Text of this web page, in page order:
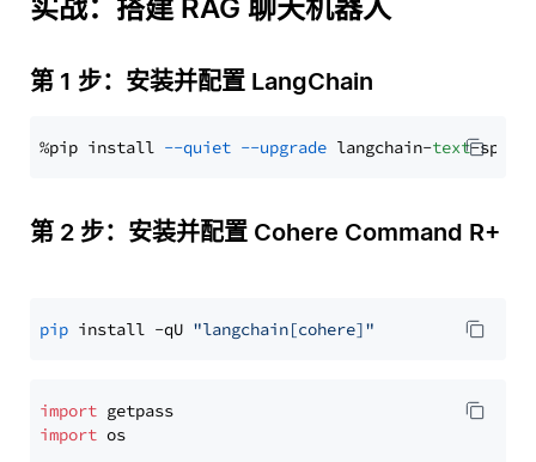
实战：搭建 RAG 聊天机器人
第 1 步：安装并配置 LangChain
%pip install --quiet --upgrade langchain-text
第 2 步：安装并配置 Cohere Command R+
pip install -qU "langchain[cohere]"
import
import os